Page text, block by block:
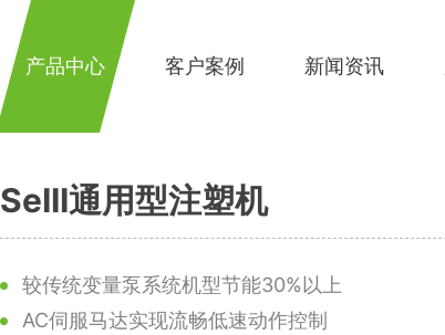
产品中心 客户案例 新闻资讯
SeIII通用型注塑机
较传统变量泵系统机型节能30%以上
AC伺服马达实现流畅低速动作控制